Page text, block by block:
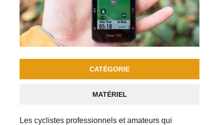
CATÉGORIE
MATÉRIEL
Les cyclistes professionnels et amateurs qui